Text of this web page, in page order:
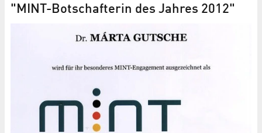
"MINT-Botschafterin des Jahres 2012"